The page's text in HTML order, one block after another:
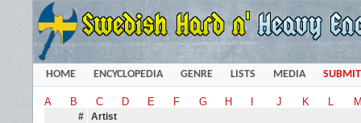
HOME ENCYCLOPEDIA GENRE LISTS MEDIA SUBMIT
A B C D E F G H J K L
#
Artist